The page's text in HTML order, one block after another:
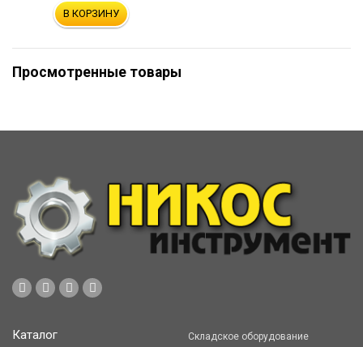
В КОРЗИНУ
Просмотренные товары
Каталог
Складское оборудование